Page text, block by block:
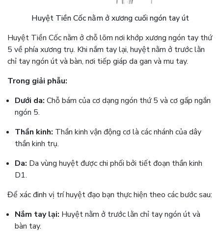
Huyệt Tiền Cốc nằm ở xương cuối ngón tay út
Huyệt Tiền Cốc nằm ở chỗ lõm nơi khớp xương ngón tay thứ
5 về phía xương trụ. Khi nắm tay lại, huyệt nằm ở trước lằn
chỉ tay ngón út và bàn, nơi tiếp giáp da gan và mu tay.
Trong giải phẫu:
Dưới da: Chỗ bám của cơ dạng ngón thứ 5 và cơ gấp ngắn
ngón 5.
Thần kinh: Thần kinh vận động cơ là các nhánh của dây
thần kinh trụ.
Da: Da vùng huyệt được chi phối bởi tiết đoạn thần kinh
D1.
Để xác đinh vị trí huyệt đạo bạn thực hiện theo các bước sau:
Nắm tay lại: Huyệt nằm ở trước lằn chỉ tay ngón út và
bàn tay.